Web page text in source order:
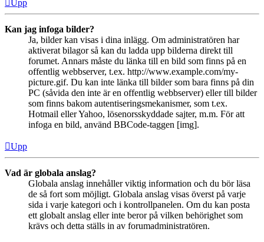
Upp
Kan jag infoga bilder?
Ja, bilder kan visas i dina inlägg. Om administratören har
aktiverat bilagor så kan du ladda upp bilderna direkt till
forumet. Annars måste du länka till en bild som finns på en
offentlig webbserver, t.ex. http://www.example.com/my-
picture.gif. Du kan inte länka till bilder som bara finns på din
PC (såvida den inte är en offentlig webbserver) eller till bilder
som finns bakom autentiseringsmekanismer, som t.ex.
Hotmail eller Yahoo, lösenorsskyddade sajter, m.m. För att
infoga en bild, använd BBCode-taggen [img].
Upp
Vad är globala anslag?
Globala anslag innehåller viktig information och du bör läsa
de så fort som möjligt. Globala anslag visas överst på varje
sida i varje kategori och i kontrollpanelen. Om du kan posta
ett globalt anslag eller inte beror på vilken behörighet som
krävs och detta ställs in av forumadministratören.